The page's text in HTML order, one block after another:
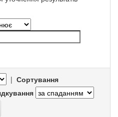
| Сортування